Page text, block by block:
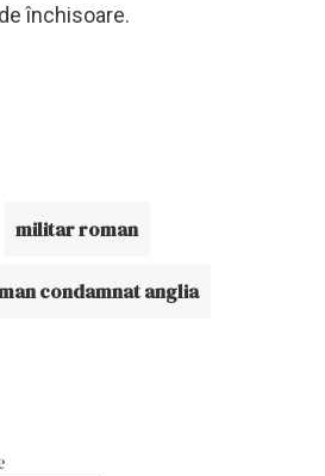
închisoare.
militar roman
condamnat anglia